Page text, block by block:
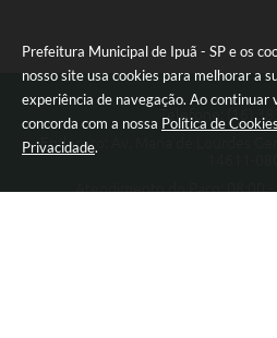
Prefeitura Municipal de Ipuã - SP e os
nosso site usa cookies para melhorar a
experiência de navegação. Ao continuar
concorda com a nossa Política de Cookies
Privacidade.
Telefone: (16)
Endereço: Av. Maria de Lourdes
Atendimento do Paço: 08:00